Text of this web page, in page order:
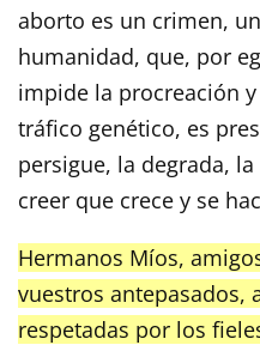
aborto es un crimen,
humanidad, que, por
impide la procreación
tráfico genético, es
persigue, la degrada,
creer que crece y se
Hermanos Míos,
vuestros antepasados,
respetadas por los